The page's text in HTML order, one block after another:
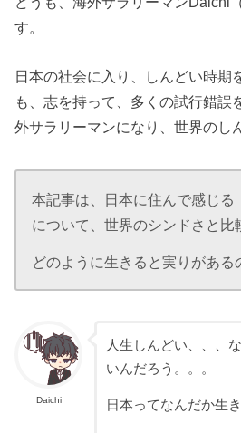
す。
日本の社会に入り、しんどい時期
も、志を持って、多くの試行錯誤
外サラリーマンになり、世界のし
本記事は、日本に住んで感じる
について、世界のシンドさと比
どのように生きると実りがある
Daichi
人生しんどい、、、
いんだろう。。。
日本ってなんだか生